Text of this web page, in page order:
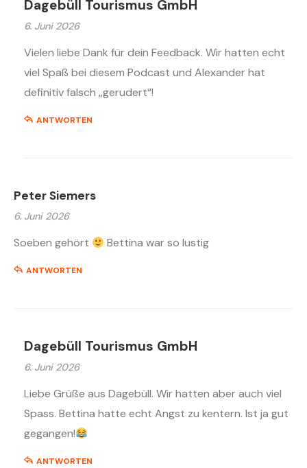
Dagebüll Tourismus GmbH
6. Juni 2026
Vielen liebe Dank für dein Feedback. Wir hatten echt
viel Spaß bei diesem Podcast und Alexander hat
definitiv falsch „gerudert“!
ANTWORTEN
Peter Siemers
6. Juni 2026
Soeben gehört Bettina war so lustig
ANTWORTEN
Dagebüll Tourismus GmbH
6. Juni 2026
Liebe Grüße aus Dagebüll. Wir hatten aber auch viel
Spass. Bettina hatte echt Angst zu kentern. Ist ja gut
gegangen!
ANTWORTEN